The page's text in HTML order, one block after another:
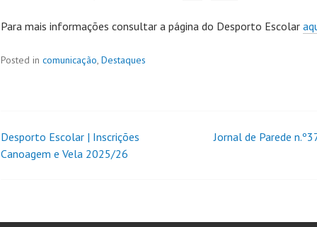
Para mais informações consultar a página do Desporto Escolar
Posted in comunicação, Destaques
Desporto Escolar | Inscrições
Canoagem e Vela 2025/26
Jornal de Parede